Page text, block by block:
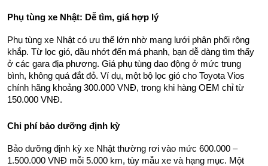
Phụ tùng xe Nhật: Dễ tìm, giá hợp lý
Phụ tùng xe Nhật có ưu thế lớn nhờ mạng lưới phân phối rộng
khắp. Từ lọc gió, dầu nhớt đến má phanh, bạn dễ dàng tìm thấy
ở các gara địa phương. Giá phụ tùng dao động ở mức trung
bình, không quá đắt đỏ. Ví dụ, một bộ lọc gió cho Toyota Vios
chính hãng khoảng 300.000 VNĐ, trong khi hàng OEM chỉ từ
150.000 VNĐ.
Chi phí bảo dưỡng định kỳ
Bảo dưỡng định kỳ xe Nhật thường rơi vào mức 600.000 –
1.500.000 VNĐ mỗi 5.000 km, tùy mẫu xe và hạng mục. Một